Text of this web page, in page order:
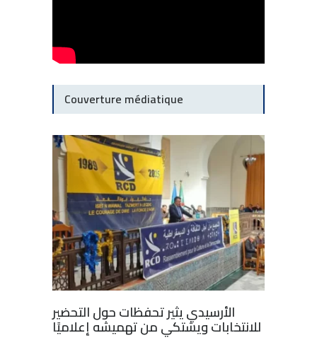
Couverture médiatique
الأرسيدي يثير تحفظات حول التحضير
للانتخابات ويشتكي من تهميشه إعلاميًا